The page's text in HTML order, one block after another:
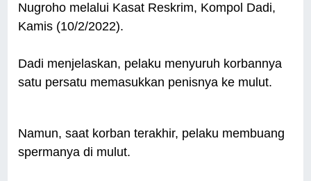
Nugroho melalui Kasat Reskrim, Kompol Dadi,
Kamis (10/2/2022).
Dadi menjelaskan, pelaku menyuruh korbannya
satu persatu memasukkan penisnya ke mulut.
Namun, saat korban terakhir, pelaku membuang
spermanya di mulut.